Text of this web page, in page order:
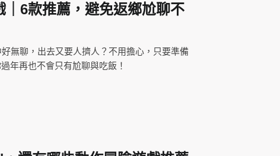
6款推薦，避免返鄉尬聊不
無聊，出去又要人擠人？不用擔心，只要準備
年再也不會只有尬聊與吃飯！